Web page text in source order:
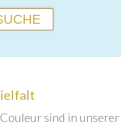
sind in unserer